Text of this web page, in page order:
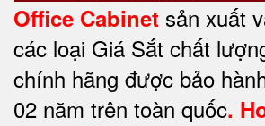
Office Cabinet sản xuất
các loại Giá Sắt chất
chính hãng được bảo
02 năm trên toàn quốc.